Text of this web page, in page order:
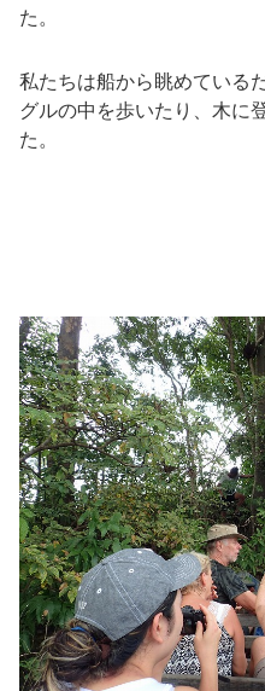
た。
私たちは船から眺めている
グルの中を歩いたり、木に
た。